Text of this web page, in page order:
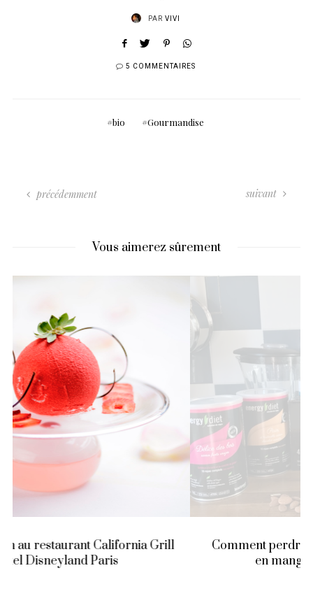
PAR VIVI
5 COMMENTAIRES
bio Gourmandise
précédemment suivant
Vous aimerez sûrement
Comment perdre du poids, sans s’affamer (et
en mangeant des pancakes) ?